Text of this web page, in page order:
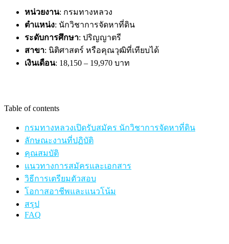
หน่วยงาน: กรมทางหลวง
ตำแหน่ง: นักวิชาการจัดหาที่ดิน
ระดับการศึกษา: ปริญญาตรี
สาขา: นิติศาสตร์ หรือคุณวุฒิที่เทียบได้
เงินเดือน: 18,150 – 19,970 บาท
Table of contents
กรมทางหลวงเปิดรับสมัคร นักวิชาการจัดหาที่ดิน
ลักษณะงานที่ปฏิบัติ
คุณสมบัติ
แนวทางการสมัครและเอกสาร
วิธีการเตรียมตัวสอบ
โอกาสอาชีพและแนวโน้ม
สรุป
FAQ